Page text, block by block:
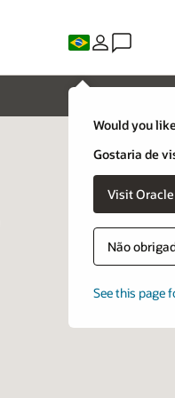
Would you
Gostaria de
Visit
Não
See this page